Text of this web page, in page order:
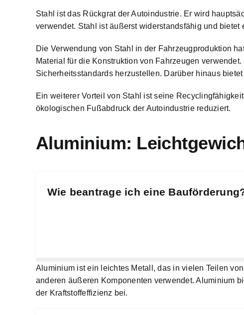
Stahl ist das Rückgrat der Autoindustrie. Er wird
verwendet. Stahl ist äußerst widerstandsfähig und
Die Verwendung von Stahl in der Fahrzeugproduktion
Material für die Konstruktion von Fahrzeugen
Sicherheitsstandards herzustellen. Darüber hinaus
Ein weiterer Vorteil von Stahl ist seine
ökologischen Fußabdruck der Autoindustrie reduziert.
Aluminium:
Wie beantrage ich eine
Aluminium ist ein leichtes Metall, das in vielen Teilen
anderen äußeren Komponenten verwendet. Aluminium
der Kraftstoffeffizienz bei.